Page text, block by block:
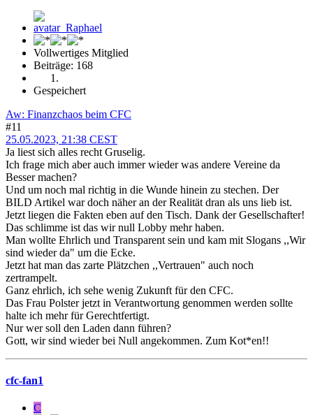
Vollwertiges Mitglied
Beiträge: 168
Gespeichert
Aw: Finanzchaos beim CFC
#11
25.05.2023, 21:38 CEST
Ja liest sich alles recht Gruselig.
Ich frage mich aber auch immer wieder was andere Vereine da
Besser machen?
Und um noch mal richtig in die Wunde hinein zu stechen. Der
BILD Artikel war doch näher an der Realität dran als uns lieb ist.
Jetzt liegen die Fakten eben auf den Tisch. Dank der Gesellschafter!
Das schlimme ist das wir null Lobby mehr haben.
Man wollte Ehrlich und Transparent sein und kam mit Slogans ,,Wir
sind wieder da" um die Ecke.
Jetzt hat man das zarte Plätzchen ,,Vertrauen" auch noch
zertrampelt.
Ganz ehrlich, ich sehe wenig Zukunft für den CFC.
Das Frau Polster jetzt in Verantwortung genommen werden sollte
halte ich mehr für Gerechtfertigt.
Nur wer soll den Laden dann führen?
Gott, wir sind wieder bei Null angekommen. Zum Kot*en!!
cfc-fan1
C